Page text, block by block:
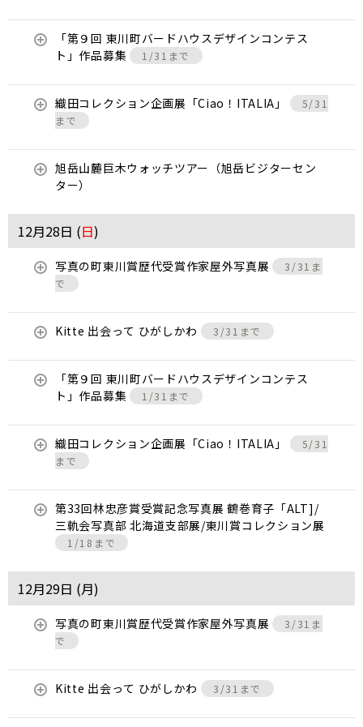
「第９回 東川町バードハウスデザインコンテス
ト」作品募集
1/31まで
織田コレクション企画展「Ciao！ITALIA」
5/31
まで
旭岳山麓巨木ウォッチツアー（旭岳ビジターセン
ター）
12月28日 (日)
写真の町東川賞歴代受賞作家屋外写真展
3/31ま
で
Kitte 出会って ひがしかわ 3/31まで
「第９回 東川町バードハウスデザインコンテス
ト」作品募集
1/31まで
織田コレクション企画展「Ciao！ITALIA」
5/31
まで
第33回林忠彦賞受賞記念写真展 鶴巻育子「ALT]/
三軌会写真部 北海道支部展/東川賞コレクション展
1/18まで
12月29日 (月)
写真の町東川賞歴代受賞作家屋外写真展
3/31ま
で
Kitte 出会って ひがしかわ 3/31まで